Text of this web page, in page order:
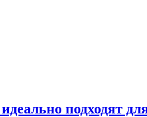
подходят